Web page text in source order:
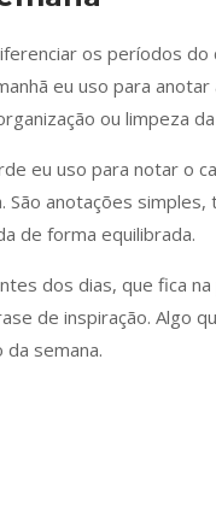
os períodos
eu uso para
ou limpeza da
eu uso para notar o
anotações
de forma equilibrada.
dos dias, que fica
de inspiração. Algo
semana.